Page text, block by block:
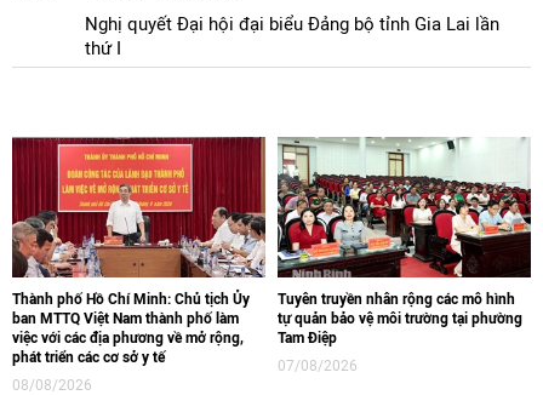
Nghị quyết Đại hội đại biểu Đảng bộ tỉnh Gia Lai lần
thứ I
Thành phố Hồ Chí Minh: Chủ tịch Ủy
ban MTTQ Việt Nam thành phố làm
việc với các địa phương về mở rộng,
phát triển các cơ sở y tế
08/08/2026
Tuyên truyền nhân rộng các mô hình
tự quản bảo vệ môi trường tại phường
Tam Điệp
07/08/2026